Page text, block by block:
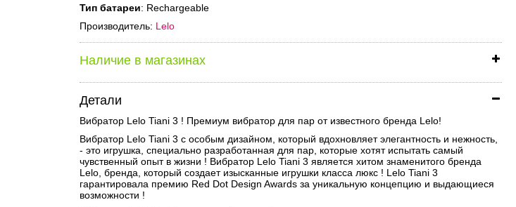
Тип батареи: Rechargeable
Производитель: Lelo
Наличие в магазинах
Детали
Вибратор Lelo Tiani 3 ! Премиум вибратор для пар от известного бренда Lelo!
Вибратор Lelo Tiani 3 с особым дизайном, который вдохновляет элегантность и нежность,
- это игрушка, специально разработанная для пар, которые хотят испытать самый
чувственный опыт в жизни ! Вибратор Lelo Tiani 3 является хитом знаменитого бренда
Lelo, бренда, который создает изысканные игрушки класса люкс ! Lelo Tiani 3
гарантировала премию Red Dot Design Awards за уникальную концепцию и выдающиеся
возможности !